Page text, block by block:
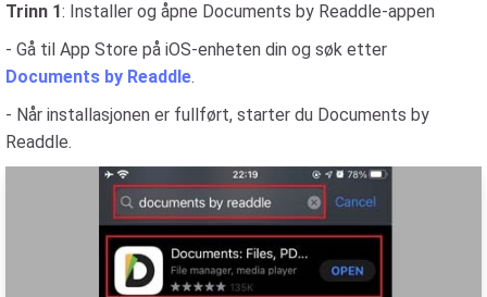
Trinn 1: Installer og åpne Documents by Readdle-appen
- Gå til App Store på iOS-enheten din og søk etter
Documents by Readdle.
- Når installasjonen er fullført, starter du Documents by
Readdle.